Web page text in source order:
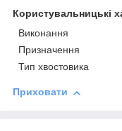
Користувальницькі
Виконання
Призначення
Тип хвостовика
Приховати